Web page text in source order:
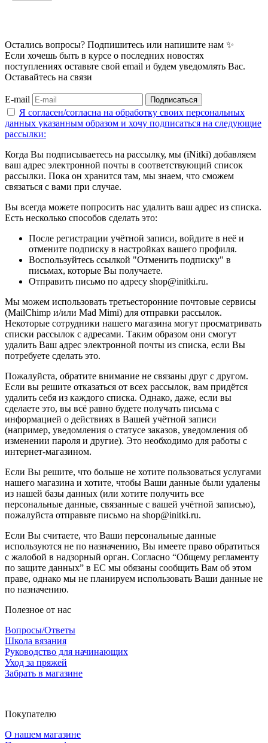
Остались вопросы? Подпишитесь или напишите нам ✨
Если хочешь быть в курсе о последних новостях
поступлениях оставьте свой email и будем уведомлять Вас.
Оставайтесь на связи
E-mail Подписаться
Я согласен/согласна на обработку своих персональных
данных указанным образом и хочу подписаться на следующие
рассылки:
Когда Вы подписываетесь на рассылку, мы (iNitki) добавляем
ваш адрес электронной почты в соответствующий список
рассылки. Пока он хранится там, мы знаем, что сможем
связаться с вами при случае.
Вы всегда можете попросить нас удалить ваш адрес из списка.
Есть несколько способов сделать это:
После регистрации учётной записи, войдите в неё и
отмените подписку в настройках вашего профиля.
Воспользуйтесь ссылкой "Отменить подписку" в
письмах, которые Вы получаете.
Отправить письмо по адресу shop@initki.ru.
Мы можем использовать третьесторонние почтовые сервисы
(MailChimp и/или Mad Mimi) для отправки рассылок.
Некоторые сотрудники нашего магазина могут просматривать
списки рассылок с адресами. Таким образом они смогут
удалить Ваш адрес электронной почты из списка, если Вы
потребуете сделать это.
Пожалуйста, обратите внимание не связаны друг с другом.
Если вы решите отказаться от всех рассылок, вам придётся
удалить себя из каждого списка. Однако, даже, если вы
сделаете это, вы всё равно будете получать письма с
информацией о действиях в Вашей учётной записи
(например, уведомления о статусе заказов, уведомления об
изменении пароля и другие). Это необходимо для работы с
интернет-магазином.
Если Вы решите, что больше не хотите пользоваться услугами
нашего магазина и хотите, чтобы Ваши данные были удалены
из нашей базы данных (или хотите получить все
персональные данные, связанные с вашей учётной записью),
пожалуйста отправьте письмо на shop@initki.ru.
Если Вы считаете, что Ваши персональные данные
используются не по назначению, Вы имеете право обратиться
с жалобой в надзорный орган. Согласно “Общему регламенту
по защите данных” в ЕС мы обязаны сообщить Вам об этом
праве, однако мы не планируем использовать Ваши данные не
по назначению.
Полезное от нас
Вопросы/Ответы
Школа вязания
Руководство для начинающих
Уход за пряжей
Забрать в магазине
Покупателю
О нашем магазине